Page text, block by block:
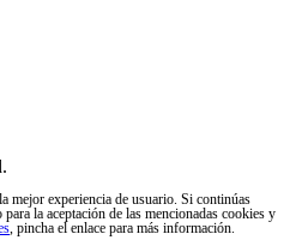
mejor experiencia de usuario. Si continúas
la aceptación de las mencionadas cookies y
, pincha el enlace para más información.